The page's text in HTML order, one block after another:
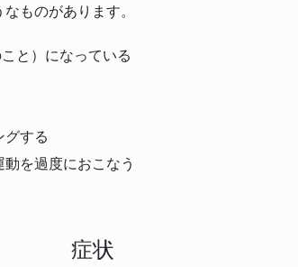
ものがあります。
と）になっている
グする
を過度におこなう
症状